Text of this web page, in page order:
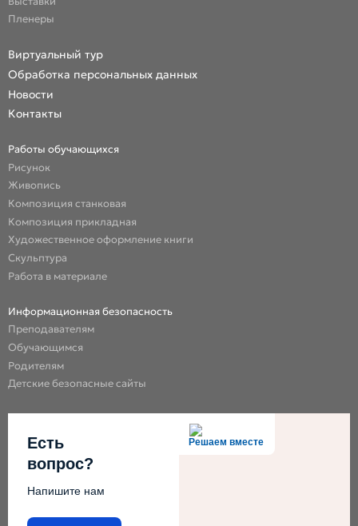
Пленеры
Виртуальный тур
Обработка персональных данных
Новости
Контакты
Работы обучающихся
Рисунок
Живопись
Композиция станковая
Композиция прикладная
Художественное оформление книги
Скульптура
Работа в материале
Информационная безопасность
Преподавателям
Обучающимся
Родителям
Детские безопасные сайты
Решаем вместе
Есть
вопрос?
Напишите нам